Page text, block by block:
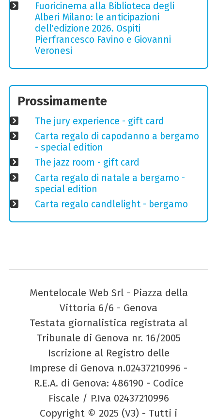
Fuoricinema alla Biblioteca degli
Alberi Milano: le anticipazioni
dell'edizione 2026. Ospiti
Pierfrancesco Favino e Giovanni
Veronesi
Prossimamente
The jury experience - gift card
Carta regalo di capodanno a bergamo
- special edition
The jazz room - gift card
Carta regalo di natale a bergamo -
special edition
Carta regalo candlelight - bergamo
Mentelocale Web Srl - Piazza della
Vittoria 6/6 - Genova
Testata giornalistica registrata al
Tribunale di Genova nr. 16/2005
Iscrizione al Registro delle
Imprese di Genova n.02437210996 -
R.E.A. di Genova: 486190 - Codice
Fiscale / P.Iva 02437210996
Copyright © 2025 (V3) - Tutti i